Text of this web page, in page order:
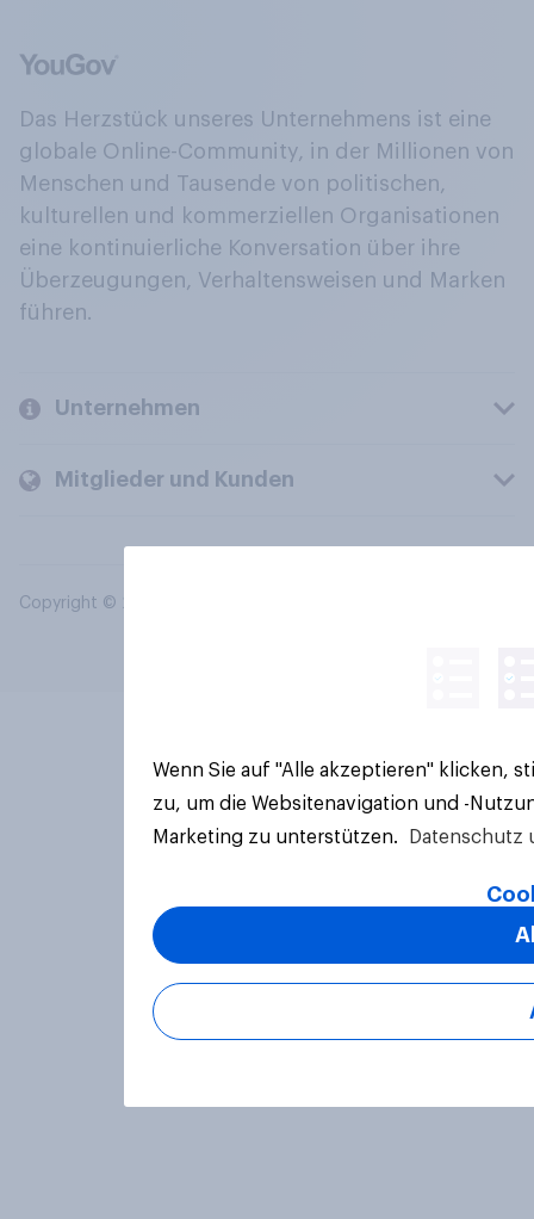
Das Herzstück unseres Unternehmens ist eine
globale Online-Community, in der Millionen von
Menschen und Tausende von politischen,
kulturellen und kommerziellen Organisationen
eine kontinuierliche Konversation über ihre
Überzeugungen, Verhaltensweisen und Marken
führen.
Unternehmen
Mitglieder und Kunden
Copyright © 2026 YouGov PLC. Alle Rechte vorbehalten.
Wenn Sie auf "Alle akzeptieren" klicken,
zu, um die Websitenavigation und -
Marketing zu unterstützen.
Datenschutz